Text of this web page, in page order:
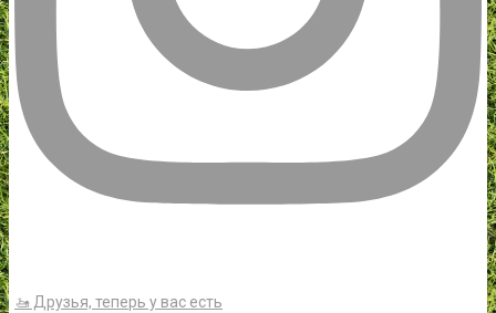
🚤 Друзья, теперь у вас есть